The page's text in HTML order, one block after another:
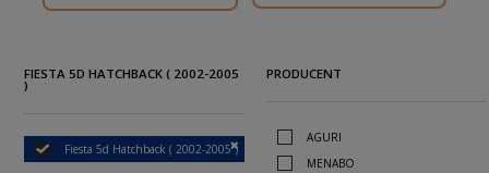
FIESTA 5D HATCHBACK ( 2002-2005
)
Fiesta 5d Hatchback ( 2002-2005 )
PRODUCENT
AGURI
MENABO